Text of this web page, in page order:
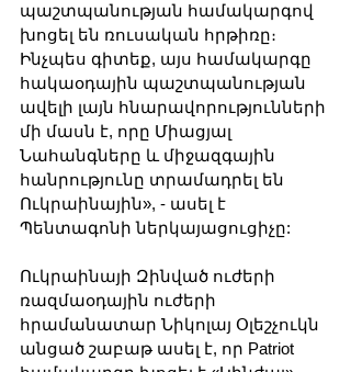
պաշտպանության համակարգով
խոցել են ռուսական հրթիռը։
Ինչպես գիտեք, այս համակարգը
հակաօդային պաշտպանության
ավելի լայն հնարավորությունների
մի մասն է, որը Միացյալ
Նահանգները և միջազգային
հանրությունը տրամադրել են
Ուկրաինային», - ասել է
Պենտագոնի ներկայացուցիչը:
Ուկրաինայի Զինված ուժերի
ռազմաօդային ուժերի
հրամանատար Նիկոլայ Օլեշչուկն
անցած շաբաթ ասել է, որ Patriot